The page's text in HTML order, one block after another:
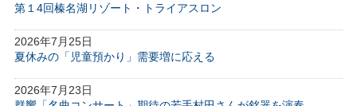
第１4回榛名湖リゾート・トライアスロン
2026年7月25日
夏休みの「児童預かり」需要増に応える
2026年7月23日